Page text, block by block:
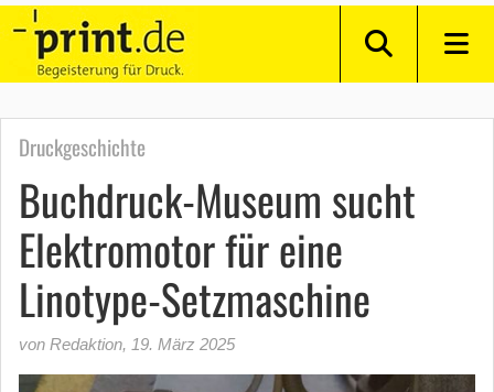
Druckgeschichte
Buchdruck-Museum sucht
Elektromotor für eine
Linotype-Setzmaschine
von Redaktion, 19. März 2025